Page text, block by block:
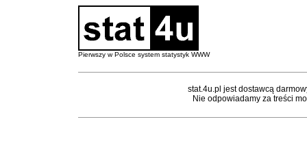
Pierwszy w Polsce system statystyk WWW
stat.4u.pl jest dostawcą
Nie odpowiadamy za treści